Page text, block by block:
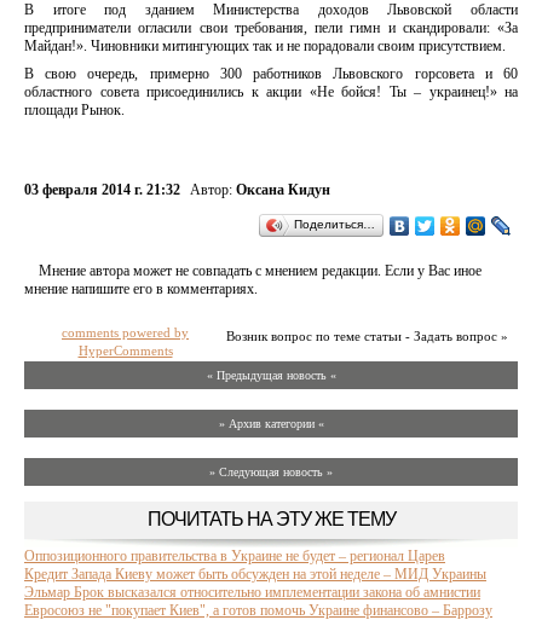
В итоге под зданием Министерства доходов Львовской области
предприниматели огласили свои требования, пели гимн и скандировали: «За
Майдан!». Чиновники митингующих так и не порадовали своим присутствием.
В свою очередь, примерно 300 работников Львовского горсовета и 60
областного совета присоединились к акции «Не бойся! Ты – украинец!» на
площади Рынок.
03 февраля 2014 г. 21:32 Автор: Оксана Кидун
Поделиться…
Мнение автора может не совпадать с мнением редакции. Если у Вас иное
мнение напишите его в комментариях.
Возник вопрос по теме статьи - Задать вопрос »
comments powered by
HyperComments
« Предыдущая новость «
» Архив категории «
» Следующая новость »
ПОЧИТАТЬ НА ЭТУ ЖЕ ТЕМУ
Оппозиционного правительства в Украине не будет – регионал Царев
Кредит Запада Киеву может быть обсужден на этой неделе – МИД Украины
Эльмар Брок высказался относительно имплементации закона об амнистии
Евросоюз не "покупает Киев", а готов помочь Украине финансово – Баррозу